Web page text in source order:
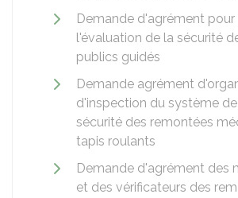
Demande d'agrément
l'évaluation de la sécurité
publics guidés
Demande agrément
d'inspection du système
sécurité des remontées
tapis roulants
Demande d'agrément des
et des vérificateurs des